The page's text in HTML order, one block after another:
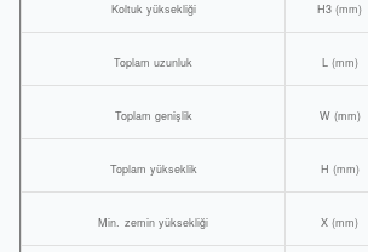
Koltuk yüksekliği H3 (mm)
Toplam uzunluk L (mm)
Toplam genişlik W (mm)
Toplam yükseklik H (mm)
Min. zemin yüksekliği X (mm)